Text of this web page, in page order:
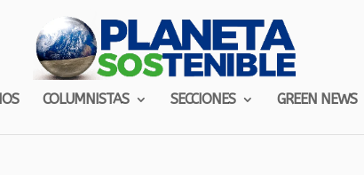
COLUMNISTAS SECCIONES GREEN NEWS